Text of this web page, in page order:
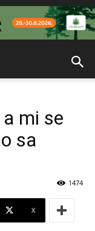
mi se
sa
1474
X